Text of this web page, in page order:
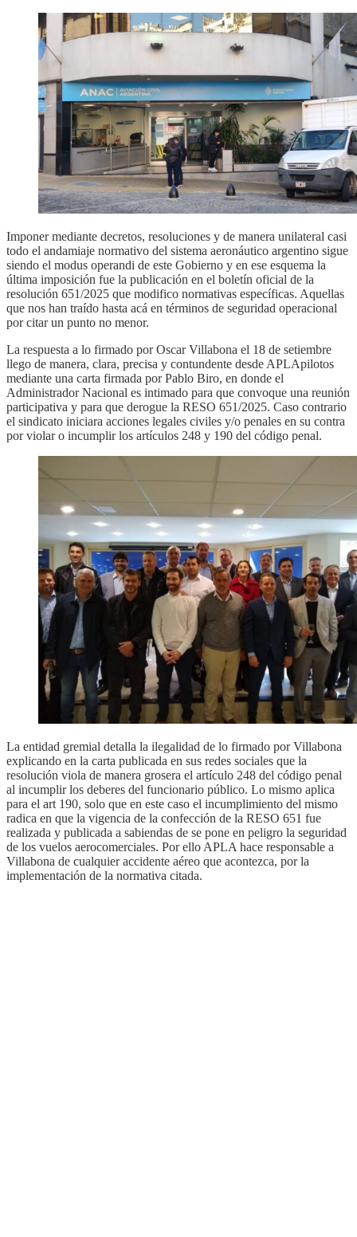
Imponer mediante decretos, resoluciones y de manera unilateral casi
todo el andamiaje normativo del sistema aeronáutico argentino sigue
siendo el modus operandi de este Gobierno y en ese esquema la
última imposición fue la publicación en el boletín oficial de la
resolución 651/2025 que modifico normativas específicas. Aquellas
que nos han traído hasta acá en términos de seguridad operacional
por citar un punto no menor.
La respuesta a lo firmado por Oscar Villabona el 18 de setiembre
llego de manera, clara, precisa y contundente desde APLApilotos
mediante una carta firmada por Pablo Biro, en donde el
Administrador Nacional es intimado para que convoque una reunión
participativa y para que derogue la RESO 651/2025. Caso contrario
el sindicato iniciara acciones legales civiles y/o penales en su contra
por violar o incumplir los artículos 248 y 190 del código penal.
La entidad gremial detalla la ilegalidad de lo firmado por Villabona
explicando en la carta publicada en sus redes sociales que la
resolución viola de manera grosera el artículo 248 del código penal
al incumplir los deberes del funcionario público. Lo mismo aplica
para el art 190, solo que en este caso el incumplimiento del mismo
radica en que la vigencia de la confección de la RESO 651 fue
realizada y publicada a sabiendas de se pone en peligro la seguridad
de los vuelos aerocomerciales. Por ello APLA hace responsable a
Villabona de cualquier accidente aéreo que acontezca, por la
implementación de la normativa citada.